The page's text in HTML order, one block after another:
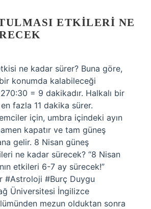
ETKILERI NE
ne kadar sürer? Buna göre,
konumda kalabileceği
= 9 dakikadır. Halkalı bir
fazla 11 dakika sürer.
için, umbra içindeki ayın
kapatır ve tam güneş
gelir. 8 Nisan güneş
ne kadar sürecek? “8 Nisan
etkileri 6-7 ay sürecek!”
#Astroloji #Burç Duygu
Üniversitesi İngilizce
mezun olduktan sonra